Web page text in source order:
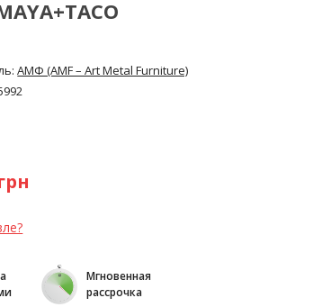
АМФ (AMF – Art Metal Furniture)
Мгновенная
рассрочка